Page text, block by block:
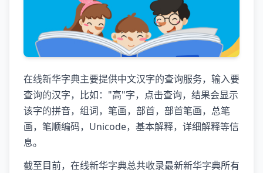
在线新华字典主要提供中文汉字的查询服务，输入要
查询的汉字，比如："高"字，点击查询，结果会显示
该字的拼音，组词，笔画，部首，部首笔画，总笔
画，笔顺编码，Unicode，基本解释，详细解释等信
息。
截至目前，在线新华字典总共收录最新新华字典所有